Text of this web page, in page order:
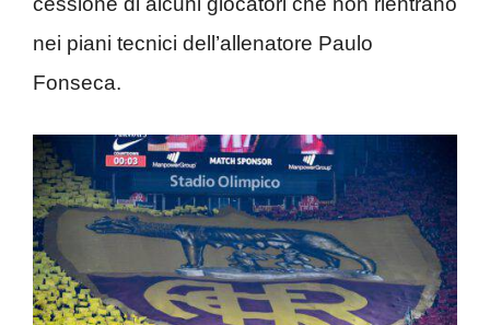
nei piani tecnici dell’allenatore Paulo
Fonseca.